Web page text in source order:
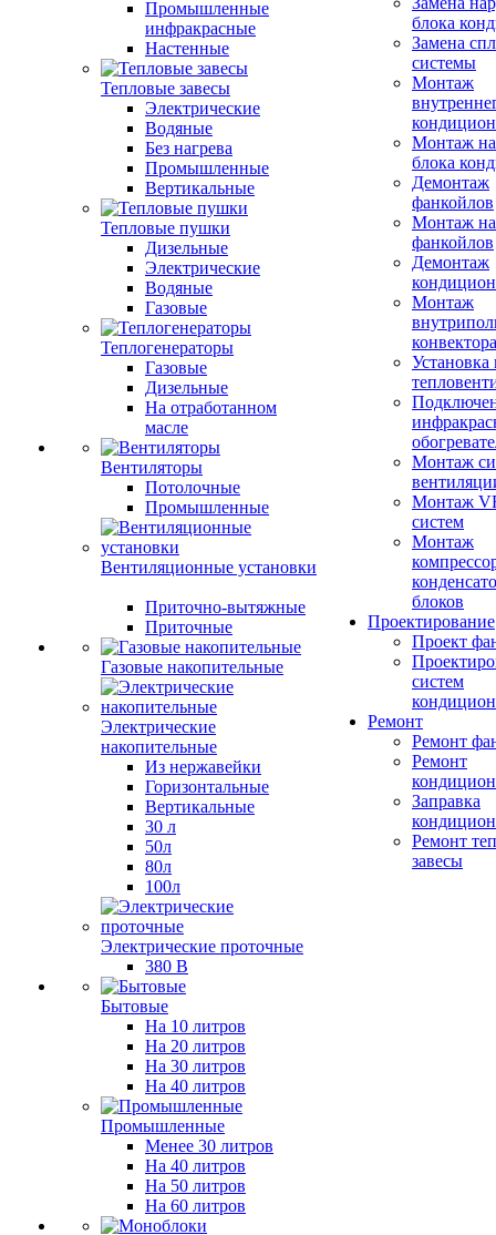
Промышленные
инфракрасные
Настенные
Тепловые завесы
Электрические
Водяные
Без нагрева
Промышленные
Вертикальные
Тепловые пушки
Дизельные
Электрические
Водяные
Газовые
Теплогенераторы
Газовые
Дизельные
На отработанном
масле
Вентиляторы
Потолочные
Промышленные
Вентиляционные установки
Приточно-вытяжные
Приточные
Газовые накопительные
Электрические
накопительные
Из нержавейки
Горизонтальные
Вертикальные
30 л
50л
80л
100л
Электрические проточные
380 В
Бытовые
На 10 литров
На 20 литров
На 30 литров
На 40 литров
Промышленные
Менее 30 литров
На 40 литров
На 50 литров
На 60 литров
блока
Замена
системы
Монтаж
Монтаж
блока
Демонтаж
фанкойлов
Монтаж
фанкойлов
Демонтаж
Монтаж
конвектора
Установка
Монтаж
Монтаж
систем
Монтаж
блоков
Проектирование
Проект
систем
Ремонт
Ремонт
Ремонт
Заправка
Ремонт
завесы